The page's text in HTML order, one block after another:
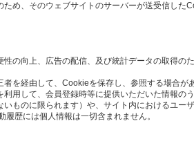
め、そのウェブサイトのサーバーが送受信した
の向上、広告の配信、及び統計データの取得
を経由して、Cookieを保存し、参照する場合が
用して、会員登録時等に提供いただいた情報の
ものに限られます）や、サイト内におけるユー
歴には個人情報は一切含まれません。